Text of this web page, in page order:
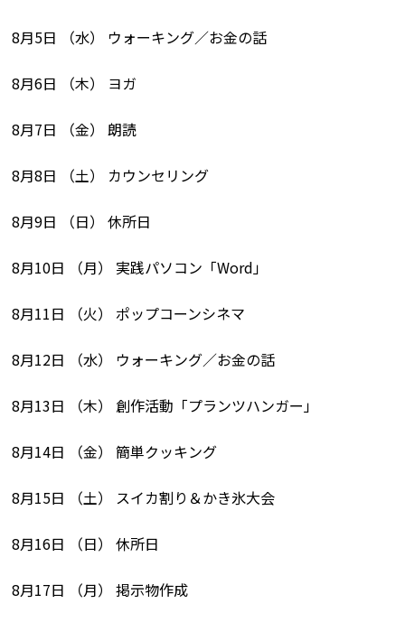
8月5日 （水） ウォーキング／お金の話
8月6日 （木） ヨガ
8月7日 （金） 朗読
8月8日 （土） カウンセリング
8月9日 （日） 休所日
8月10日 （月） 実践パソコン「Word」
8月11日 （火） ポップコーンシネマ
8月12日 （水） ウォーキング／お金の話
8月13日 （木） 創作活動「プランツハンガー」
8月14日 （金） 簡単クッキング
8月15日 （土） スイカ割り＆かき氷大会
8月16日 （日） 休所日
8月17日 （月） 掲示物作成